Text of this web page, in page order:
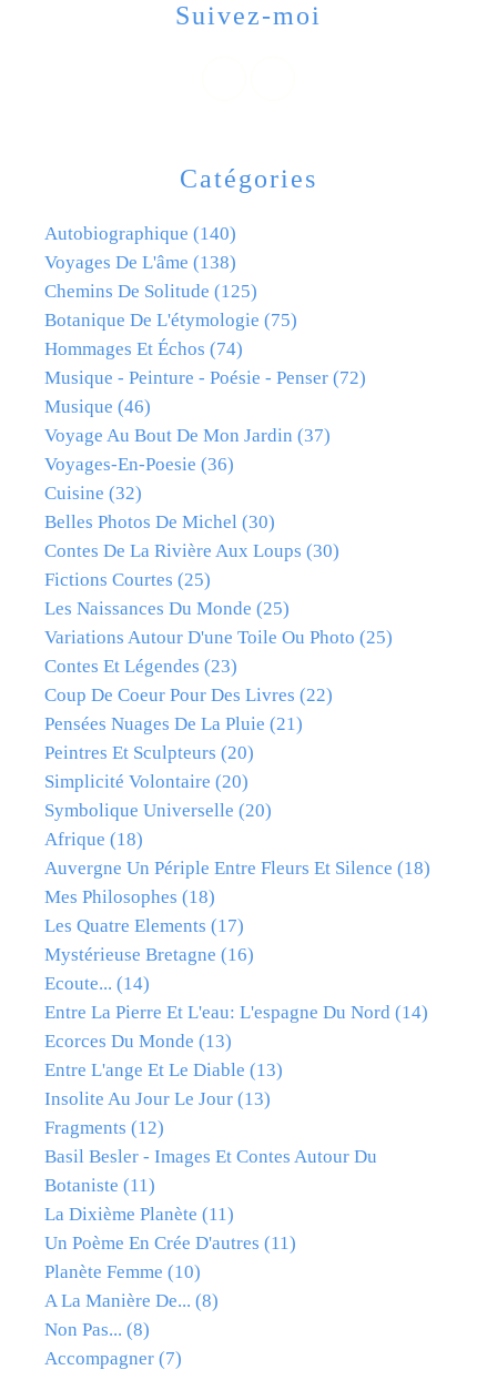
Catégories
Autobiographique (140)
Voyages De L'âme (138)
Chemins De Solitude (125)
Botanique De L'étymologie (75)
Hommages Et Échos (74)
Musique - Peinture - Poésie - Penser (72)
Musique (46)
Voyage Au Bout De Mon Jardin (37)
Voyages-En-Poesie (36)
Cuisine (32)
Belles Photos De Michel (30)
Contes De La Rivière Aux Loups (30)
Fictions Courtes (25)
Les Naissances Du Monde (25)
Variations Autour D'une Toile Ou Photo (25)
Contes Et Légendes (23)
Coup De Coeur Pour Des Livres (22)
Pensées Nuages De La Pluie (21)
Peintres Et Sculpteurs (20)
Simplicité Volontaire (20)
Symbolique Universelle (20)
Afrique (18)
Auvergne Un Périple Entre Fleurs Et Silence (18)
Mes Philosophes (18)
Les Quatre Elements (17)
Mystérieuse Bretagne (16)
Ecoute... (14)
Entre La Pierre Et L'eau: L'espagne Du Nord (14)
Ecorces Du Monde (13)
Entre L'ange Et Le Diable (13)
Insolite Au Jour Le Jour (13)
Fragments (12)
Basil Besler - Images Et Contes Autour Du
Botaniste (11)
La Dixième Planète (11)
Un Poème En Crée D'autres (11)
Planète Femme (10)
A La Manière De... (8)
Non Pas... (8)
Accompagner (7)
Suivez-moi